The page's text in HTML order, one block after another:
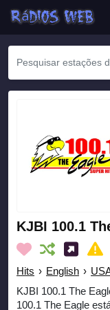
KJBI 100.1
Hits › English ›
KJBI 100.1 The
100.1 The Eagle